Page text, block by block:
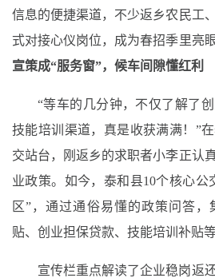
信息的便捷渠道，不少返乡农民工
式对接心仪岗位，成为春招季里亮
宣策成“服务窗”，候车间隙懂红利
“等车的几分钟，不仅了解了
技能培训渠道，真是收获满满！”
交站台，刚返乡的求职者小李正认
业政策。如今，泰和县10个核心公
区”，通过通俗易懂的政策问答
贴、创业担保贷款、技能培训补贴
宣传栏重点解读了企业稳岗返